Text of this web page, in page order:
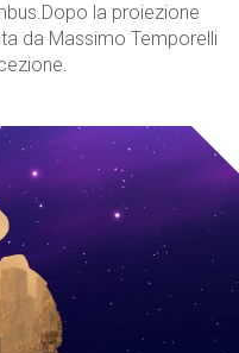
la proiezione
da Massimo Temporelli